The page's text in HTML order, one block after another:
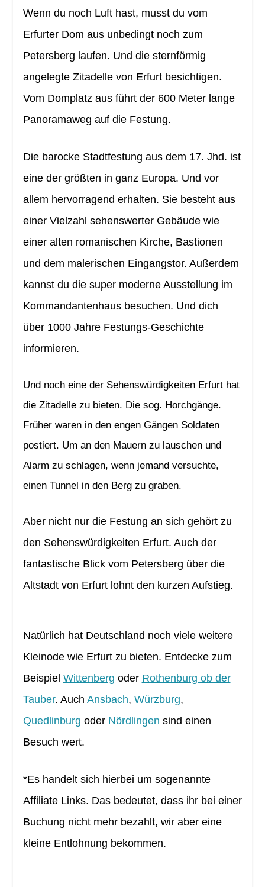
Wenn du noch Luft hast, musst du vom
Erfurter Dom aus unbedingt noch zum
Petersberg laufen. Und die sternförmig
angelegte Zitadelle von Erfurt besichtigen.
Vom Domplatz aus führt der 600 Meter lange
Panoramaweg auf die Festung.
Die barocke Stadtfestung aus dem 17. Jhd. ist
eine der größten in ganz Europa. Und vor
allem hervorragend erhalten. Sie besteht aus
einer Vielzahl sehenswerter Gebäude wie
einer alten romanischen Kirche, Bastionen
und dem malerischen Eingangstor. Außerdem
kannst du die super moderne Ausstellung im
Kommandantenhaus besuchen. Und dich
über 1000 Jahre Festungs-Geschichte
informieren.
Und noch eine der Sehenswürdigkeiten Erfurt hat
die Zitadelle zu bieten. Die sog. Horchgänge.
Früher waren in den engen Gängen Soldaten
postiert. Um an den Mauern zu lauschen und
Alarm zu schlagen, wenn jemand versuchte,
einen Tunnel in den Berg zu graben.
Aber nicht nur die Festung an sich gehört zu
den Sehenswürdigkeiten Erfurt. Auch der
fantastische Blick vom Petersberg über die
Altstadt von Erfurt lohnt den kurzen Aufstieg.
Natürlich hat Deutschland noch viele weitere
Kleinode wie Erfurt zu bieten. Entdecke zum
Beispiel Wittenberg oder Rothenburg ob der
Tauber. Auch Ansbach, Würzburg,
Quedlinburg oder Nördlingen sind einen
Besuch wert.
*Es handelt sich hierbei um sogenannte
Affiliate Links. Das bedeutet, dass ihr bei einer
Buchung nicht mehr bezahlt, wir aber eine
kleine Entlohnung bekommen.